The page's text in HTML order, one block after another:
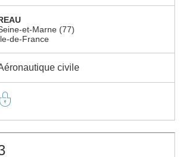
et-Marne (77)
de-France
civile